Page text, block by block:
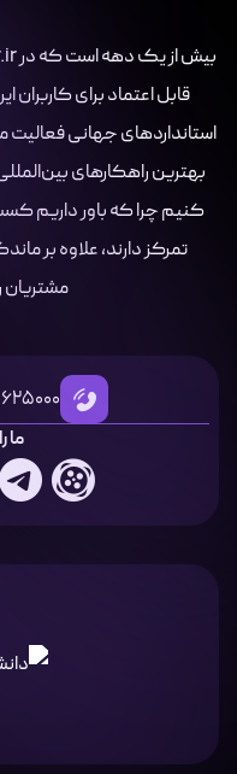
قابل اعتماد برای کاربران
استانداردهای جهانی
بهترین راهکارهای
کنیم چرا که باور داریم
تمرکز دارند، علاوه بر
مشتریان
ما